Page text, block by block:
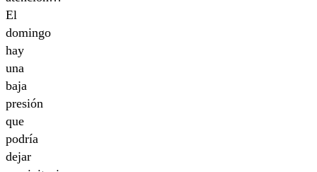
El
domingo
hay
una
baja
presión
que
podría
dejar